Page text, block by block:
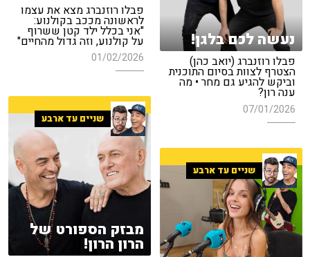
פבלו רוזנברג מצא את עצמו
לראשונה מככב בקולנוע:
"אני בכלל ילד קטן ששרוף
על קולנוע, וזה גדול מהחיים"
01/02/2026
נעשה לכם בלגן!
פבלו רוזנברג (יואב כהן)
הצטרף לצוות בסיום התוכנית
וביקש להגיע גם מחר • מה
ענה רון?
07/01/2026
שניים עד ארבע
מבזק הספורט של
הרון הרון!
שניים עד ארבע